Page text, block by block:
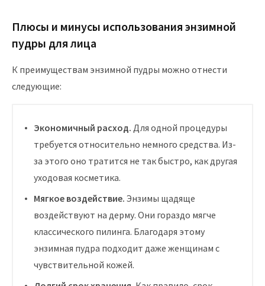
Плюсы и минусы использования энзимной
пудры для лица
К преимуществам энзимной пудры можно отнести
следующие:
Экономичный расход. Для одной процедуры
требуется относительно немного средства. Из-
за этого оно тратится не так быстро, как другая
уходовая косметика.
Мягкое воздействие. Энзимы щадяще
воздействуют на дерму. Они гораздо мягче
классического пилинга. Благодаря этому
энзимная пудра подходит даже женщинам с
чувствительной кожей.